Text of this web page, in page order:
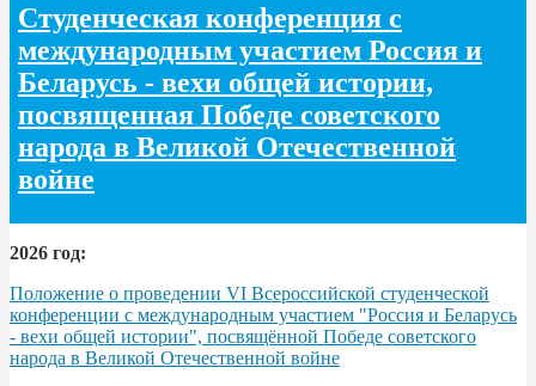
Студенческая конференция с
международным участием Россия и
Беларусь - вехи общей истории,
посвященная Победе советского
народа в Великой Отечественной
войне
2026 год:
Положение о проведении VI Всероссийской студенческой
конференции с международным участием "Россия и Беларусь
- вехи общей истории", посвящённой Победе советского
народа в Великой Отечественной войне